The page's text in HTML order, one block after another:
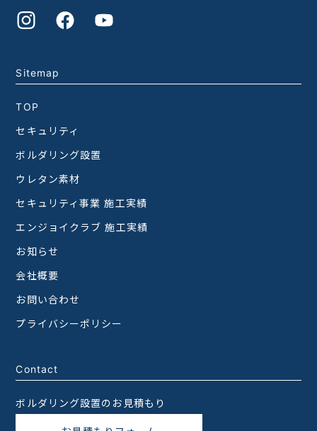
Sitemap
TOP
セキュリティ
ボルダリング設置
ウレタン素材
セキュリティ事業 施工実績
エンジョイクラブ 施工実績
お知らせ
会社概要
お問い合わせ
プライバシーポリシー
Contact
ボルダリング設置のお見積もり